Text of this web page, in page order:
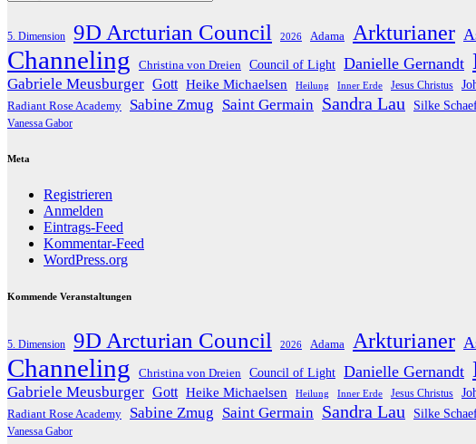
5. Dimension 9D Arcturian Council 2026 Adama Arkturianer
Channeling Christina von Dreien Council of Light Danielle Gernandt
Gabriele Meusburger Gott Heike Michaelsen Heilung Inner Erde Jesus Christus
Radiant Rose Academy Sabine Zmug Saint Germain Sandra Lau Silke
Vanessa Gabor
Meta
Registrieren
Anmelden
Eintrags-Feed
Kommentar-Feed
WordPress.org
Kommende Veranstaltungen
5. Dimension 9D Arcturian Council 2026 Adama Arkturianer
Channeling Christina von Dreien Council of Light Danielle Gernandt
Gabriele Meusburger Gott Heike Michaelsen Heilung Inner Erde Jesus Christus
Radiant Rose Academy Sabine Zmug Saint Germain Sandra Lau Silke
Vanessa Gabor